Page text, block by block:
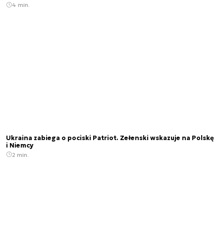
4 min.
Ukraina zabiega o pociski Patriot. Zełenski wskazuje na Polskę
i Niemcy
2 min.